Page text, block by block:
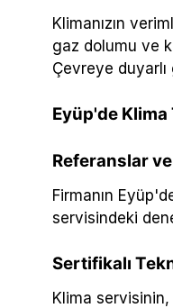
Klimanızın
gaz dolumu ve
Çevreye
Eyüp'de
Referanslar
Firmanın
servisindeki
Sertifikalı
Klima